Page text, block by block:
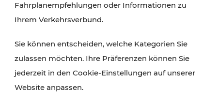
Fahrplanempfehlungen oder Informationen zu
Ihrem Verkehrsverbund.
Sie können entscheiden, welche Kategorien Sie
zulassen möchten. Ihre Präferenzen können Sie
jederzeit in den Cookie-Einstellungen auf unserer
Website anpassen.